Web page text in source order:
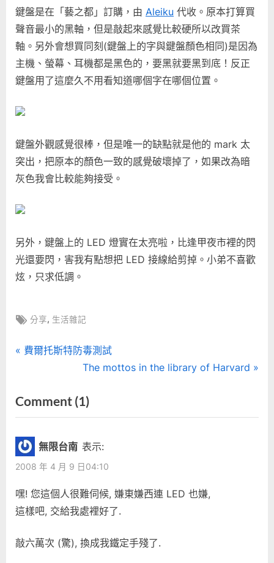
鍵盤是在「藝之都」訂購，由 Aleiku 代收。原本打算買
聲音最小的黑軸，但是敲起來感覺比較硬所以改買茶
軸。另外會想買同刻(鍵盤上的字與鍵盤顏色相同)是因為
主機、螢幕、耳機都是黑色的，要黑就要黑到底！反正
鍵盤用了這麼久不用看知道哪個字在哪個位置。
鍵盤外觀感覺很棒，但是唯一的缺點就是他的 mark 太
突出，把原本的顏色一致的感覺破壞掉了，如果改為暗
灰色我會比較能夠接受。
另外，鍵盤上的 LED 燈實在太亮啦，比逢甲夜市裡的閃
光還要閃，害我有點想把 LED 接線給剪掉。小弟不喜歡
炫，只求低調。
Tags:
分享, 生活雜記
文
導
覽
P
v
i
o
u
s
P
o
t
費爾托斯特防毒測試
N
x
t
o
s
t
:
The mottos in the library of Harvard
Comment (1)on
“機
械
盤
到
無限台南 表示:
2008 年 4 月 9 日04:10
嘿! 您這個人很難伺候, 嫌東嫌西連 LED 也嫌,
這樣吧, 交給我處裡好了.
敲六萬次 (驚), 換成我鐵定手殘了.